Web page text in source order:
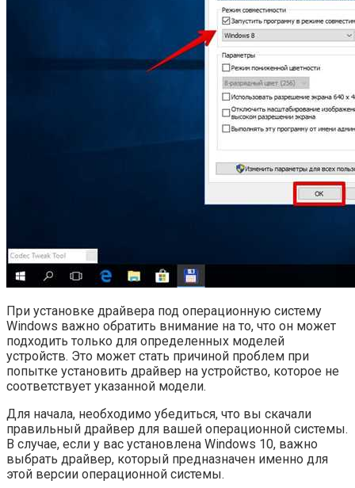
При установке драйвера под операционную систему
Windows важно обратить внимание на то, что он может
подходить только для определенных моделей
устройств. Это может стать причиной проблем при
попытке установить драйвер на устройство, которое не
соответствует указанной модели.
Для начала, необходимо убедиться, что вы скачали
правильный драйвер для вашей операционной системы.
В случае, если у вас установлена Windows 10, важно
выбрать драйвер, который предназначен именно для
этой версии операционной системы.